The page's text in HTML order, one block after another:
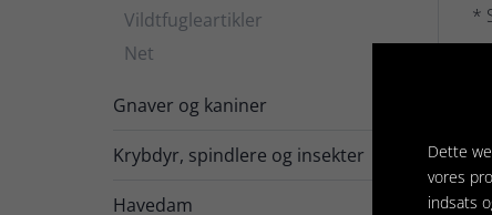
Vildtfugleartikler
Net
Gnaver og kaniner
Krybdyr, spindlere og insekter
Havedam
*
*
*
Dette
vores
indsats